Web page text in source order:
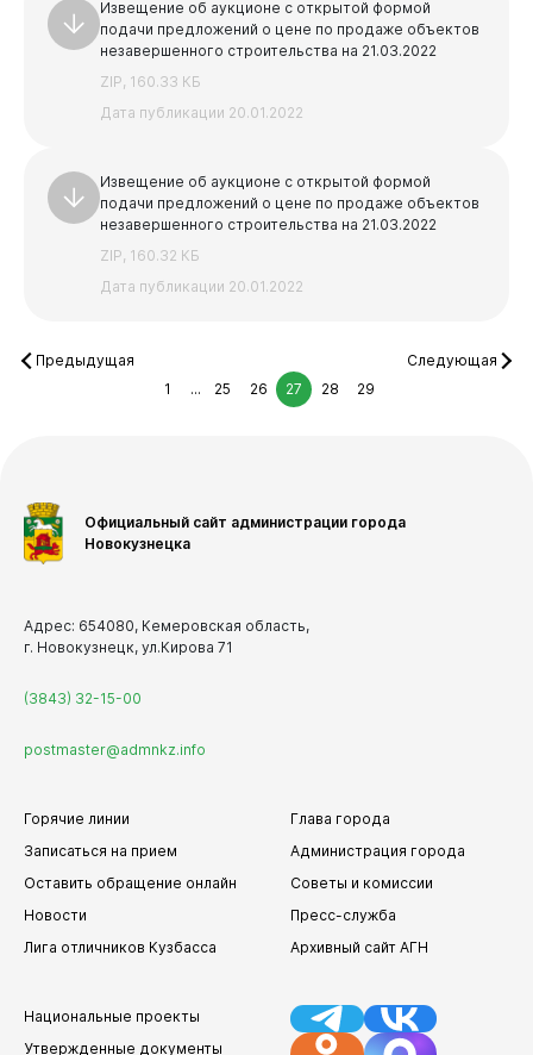
Извещение об аукционе с открытой формой
подачи предложений о цене по продаже объектов
незавершенного строительства на 21.03.2022
ZIP, 160.33 КБ
Дата публикации 20.01.2022
Извещение об аукционе с открытой формой
подачи предложений о цене по продаже объектов
незавершенного строительства на 21.03.2022
ZIP, 160.32 КБ
Дата публикации 20.01.2022
Предыдущая
1
... 25 26 27 28 29
Следующая
Официальный сайт администрации города
Новокузнецка
Адрес: 654080, Кемеровская область,
г. Новокузнецк, ул.Кирова 71
(3843) 32-15-00
postmaster@admnkz.info
Горячие линии
Записаться на прием
Оставить обращение онлайн
Новости
Лига отличников Кузбасса
Глава города
Администрация города
Советы и комиссии
Пресс-служба
Архивный сайт АГН
Национальные проекты
Утвержденные документы